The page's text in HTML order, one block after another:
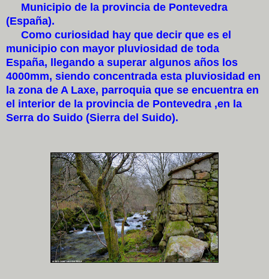
Municipio de la provincia de Pontevedra
(España).
Como curiosidad hay que decir que es el
municipio con mayor pluviosidad de toda
España, llegando a superar algunos años los
4000mm, siendo concentrada esta pluviosidad en
la zona de A Laxe, parroquia que se encuentra en
el interior de la provincia de Pontevedra ,en la
Serra do Suido (Sierra del Suido).